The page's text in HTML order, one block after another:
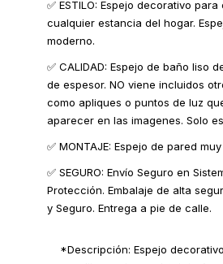
✅ ESTILO: Espejo decorativo
cualquier estancia del hogar.
moderno.
✅ CALIDAD: Espejo de baño liso
de espesor. NO viene incluidos
como apliques o puntos de luz
aparecer en las imagenes. Solo
✅ MONTAJE: Espejo de pared
✅ SEGURO: Envío Seguro en
Protección. Embalaje de alta
y Seguro. Entrega a pie de calle.
*Descripción: Espejo